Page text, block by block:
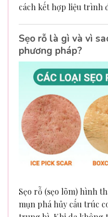
cách kết hợp liệu trình
Sẹo rỗ là gì và vì
phương pháp?
Sẹo rỗ (sẹo lõm) hình
mụn phá hủy cấu trúc